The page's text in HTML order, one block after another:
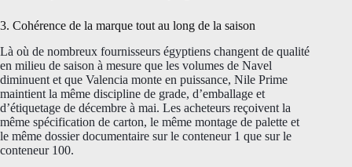
3. Cohérence de la marque tout au long de la saison
Là où de nombreux fournisseurs égyptiens changent de qualité
en milieu de saison à mesure que les volumes de Navel
diminuent et que Valencia monte en puissance, Nile Prime
maintient la même discipline de grade, d’emballage et
d’étiquetage de décembre à mai. Les acheteurs reçoivent la
même spécification de carton, le même montage de palette et
le même dossier documentaire sur le conteneur 1 que sur le
conteneur 100.